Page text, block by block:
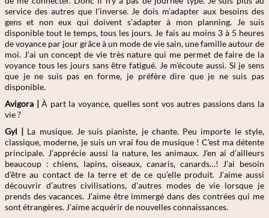
service des autres que l’inverse. Je dois m’adapter aux besoins des
gens et non eux qui doivent s’adapter à mon planning. Je suis
disponible tout le temps, tous les jours. Je fais au moins 3 à 5 heures
de voyance par jour grâce à un mode de vie sain, une famille autour de
moi. J’ai un concept de vie très nature qui me permet de faire de la
voyance tous les jours sans être fatigué. Je m’écoute aussi. Si je sens
que je ne suis pas en forme, je préfère dire que je ne suis pas
disponible.
Avigora |À part la voyance, quelles sont vos autres passions dans la
vie ?
Gyl | La musique. Je suis pianiste, je chante. Peu importe le style,
classique, moderne, je suis un vrai fou de musique ! C’est ma détente
principale. J’apprécie aussi la nature, les animaux. J’en ai d’ailleurs
beaucoup : chiens, lapins, oiseaux, canaris, canards…! J’ai besoin
d’être au contact de la terre et de ce qu’elle produit. J’aime aussi
découvrir d’autres civilisations, d’autres modes de vie lorsque je
prends des vacances. J’aime être immergé dans des contrées qui me
sont étrangères. J’aime acquérir de nouvelles connaissances.